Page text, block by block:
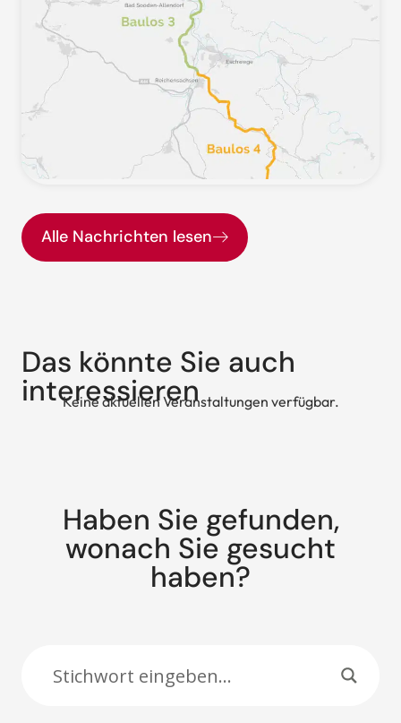
Alle Nachrichten lesen
Das könnte Sie auch
interessieren
Keine aktuellen Veranstaltungen verfügbar.
Haben Sie gefunden,
wonach Sie gesucht
haben?